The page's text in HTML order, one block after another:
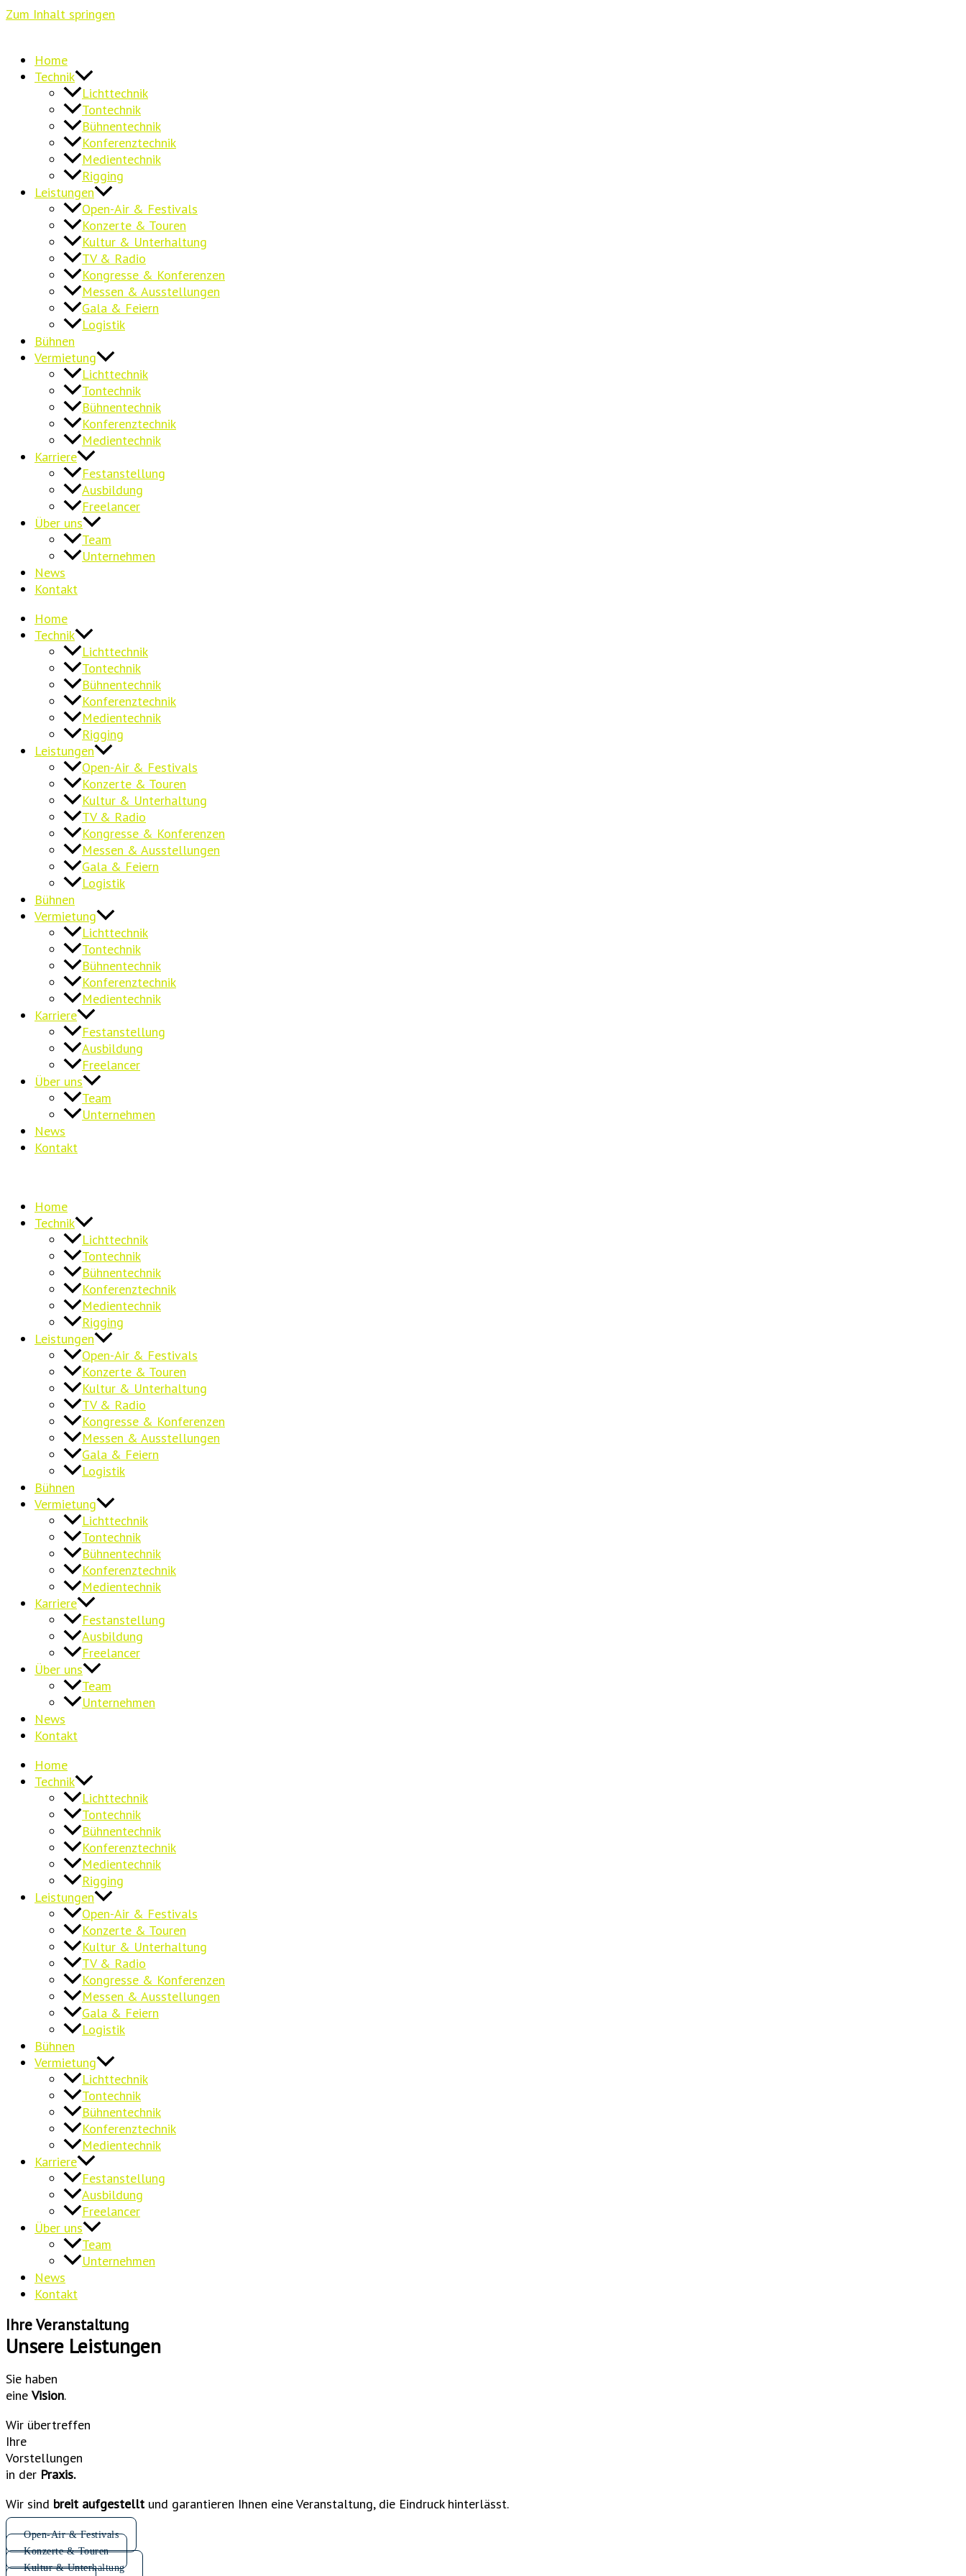
Zum Inhalt springen
Home
Technik
Lichttechnik
Tontechnik
Bühnentechnik
Konferenztechnik
Medientechnik
Rigging
Leistungen
Open-Air & Festivals
Konzerte & Touren
Kultur & Unterhaltung
TV & Radio
Kongresse & Konferenzen
Messen & Ausstellungen
Gala & Feiern
Logistik
Bühnen
Vermietung
Lichttechnik
Tontechnik
Bühnentechnik
Konferenztechnik
Medientechnik
Karriere
Festanstellung
Ausbildung
Freelancer
Über uns
Team
Unternehmen
News
Kontakt
Home
Technik
Lichttechnik
Tontechnik
Bühnentechnik
Konferenztechnik
Medientechnik
Rigging
Leistungen
Open-Air & Festivals
Konzerte & Touren
Kultur & Unterhaltung
TV & Radio
Kongresse & Konferenzen
Messen & Ausstellungen
Gala & Feiern
Logistik
Bühnen
Vermietung
Lichttechnik
Tontechnik
Bühnentechnik
Konferenztechnik
Medientechnik
Karriere
Festanstellung
Ausbildung
Freelancer
Über uns
Team
Unternehmen
News
Kontakt
Home
Technik
Lichttechnik
Tontechnik
Bühnentechnik
Konferenztechnik
Medientechnik
Rigging
Leistungen
Open-Air & Festivals
Konzerte & Touren
Kultur & Unterhaltung
TV & Radio
Kongresse & Konferenzen
Messen & Ausstellungen
Gala & Feiern
Logistik
Bühnen
Vermietung
Lichttechnik
Tontechnik
Bühnentechnik
Konferenztechnik
Medientechnik
Karriere
Festanstellung
Ausbildung
Freelancer
Über uns
Team
Unternehmen
News
Kontakt
Home
Technik
Lichttechnik
Tontechnik
Bühnentechnik
Konferenztechnik
Medientechnik
Rigging
Leistungen
Open-Air & Festivals
Konzerte & Touren
Kultur & Unterhaltung
TV & Radio
Kongresse & Konferenzen
Messen & Ausstellungen
Gala & Feiern
Logistik
Bühnen
Vermietung
Lichttechnik
Tontechnik
Bühnentechnik
Konferenztechnik
Medientechnik
Karriere
Festanstellung
Ausbildung
Freelancer
Über uns
Team
Unternehmen
News
Kontakt
Ihre Veranstaltung
Unsere Leistungen
Sie haben
eine Vision.
Wir übertreffen
Ihre
Vorstellungen
in der Praxis.
Wir sind breit aufgestellt und garantieren Ihnen eine Veranstaltung, die Eindruck hinterlässt.
Open-Air & Festivals
Konzerte & Touren
Kultur & Unterhaltung